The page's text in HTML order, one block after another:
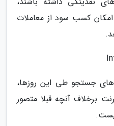
امکان کسب سود از معاملات
های جستجو طی این روزها،
برخلاف آنچه قبلا متصور